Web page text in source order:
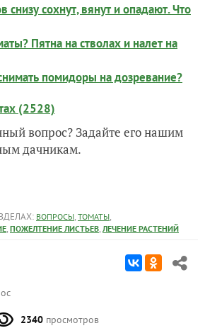
снизу сохнут, вянут и опадают. Что
Пятна на стволах и налет на
помидоры на дозревание?
(2528)
вопрос? Задайте его нашим
дачникам.
ВОПРОСЫ, ТОМАТЫ,
, ПОЖЕЛТЕНИЕ ЛИСТЬЕВ, ЛЕЧЕНИЕ РАСТЕНИЙ
2340 просмотров